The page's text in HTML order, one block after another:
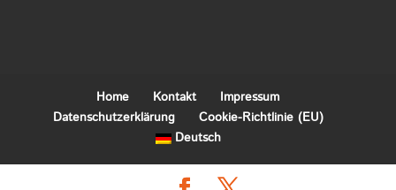
Home Kontakt
Impressum
Datenschutzerklärung
Cookie-Richtlinie (EU)
Deutsch